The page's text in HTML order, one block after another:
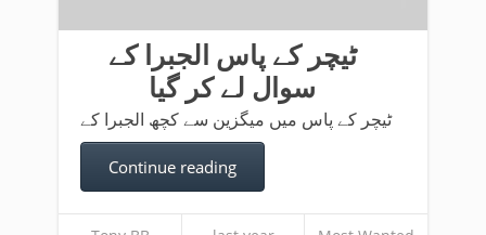
ٹیچر کے پاس الجبرا کے
سوال لے کر گیا
ٹیچر کے پاس میں میگزین سے کچھ الجبرا کے
Continue reading